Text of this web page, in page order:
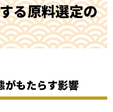
る原料選定の
がもたらす影響